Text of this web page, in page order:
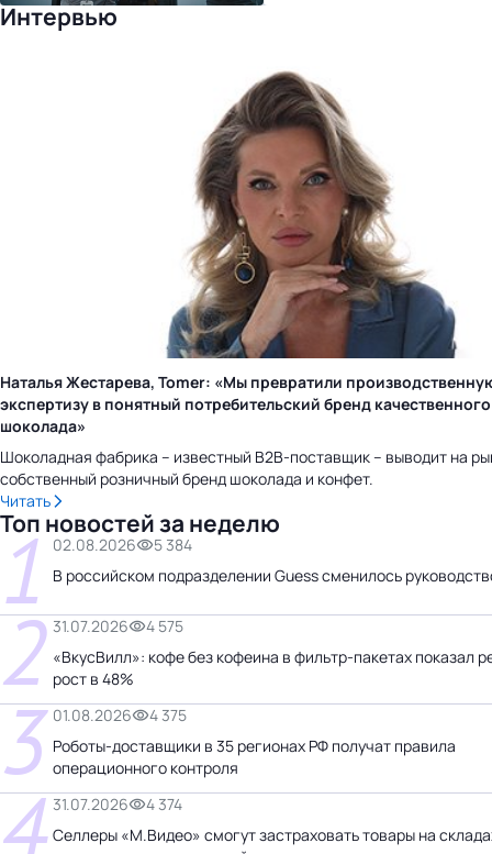
Интервью
Наталья Жестарева, Tomer: «Мы превратили
экспертизу в понятный потребительский бренд качественного
шоколада»
Шоколадная фабрика – известный B2B-поставщик – выводит на
собственный розничный бренд шоколада и конфет.
Читать
Топ новостей за неделю
1 02.08.2026
5 384
В российском подразделении Guess сменилось
2 31.07.2026
4 575
«ВкусВилл»: кофе без кофеина в фильтр-пакетах показал
рост в 48%
3 01.08.2026
4 375
Роботы-доставщики в 35 регионах РФ получат правила
операционного контроля
4 31.07.2026
4 374
Селлеры «М.Видео» смогут застраховать товары на